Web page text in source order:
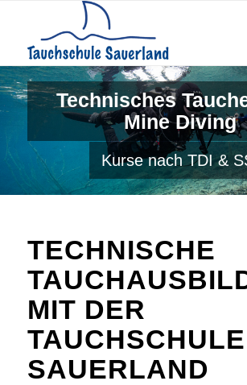
Technisches
Mine Diving
Kurse nach TDI &
TECHNISCHE
MIT DER
TAUCHSCHULE
SAUERLAND